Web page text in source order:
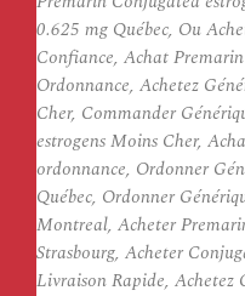
0.625 mg Québec, Ou
Confiance, Achat
Ordonnance, Achetez
Cher, Commander
estrogens Moins Cher,
ordonnance, Ordonner
Québec, Ordonner
Montreal, Acheter
Strasbourg, Acheter
Livraison Rapide, Achetez